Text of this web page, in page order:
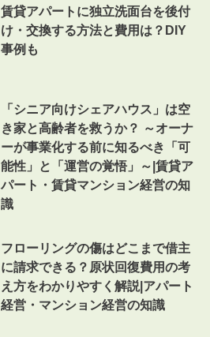
賃貸アパートに独立洗面台を後付
け・交換する方法と費用は？DIY
事例も
「シニア向けシェアハウス」は空
き家と高齢者を救うか？ ～オーナ
ーが事業化する前に知るべき「可
能性」と「運営の覚悟」～|賃貸ア
パート・賃貸マンション経営の知
識
フローリングの傷はどこまで借主
に請求できる？原状回復費用の考
え方をわかりやすく解説|アパート
経営・マンション経営の知識